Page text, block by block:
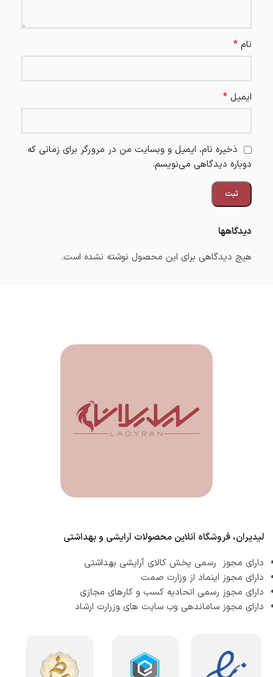
دیدگاهها
هیچ دیدگاهی برای این محصول نوشته نشده است.
نام *
ایمیل *
ذخیره نام، ایمیل و وبسایت من در مرورگر برای زمانی که
دوباره دیدگاهی می‌نویسم.
لیدیران، فروشگاه آنلاین محصولات آرایشی و بهداشتی
دارای مجوز رسمی پخش کالای آرایشی بهداشتی
دارای مجوز اینماد از وزارت صمت
دارای مجوز رسمی اتحادیه کسب و کارهای مجازی
دارای مجوز ساماندهی وب سایت های وزرارت ارشاد